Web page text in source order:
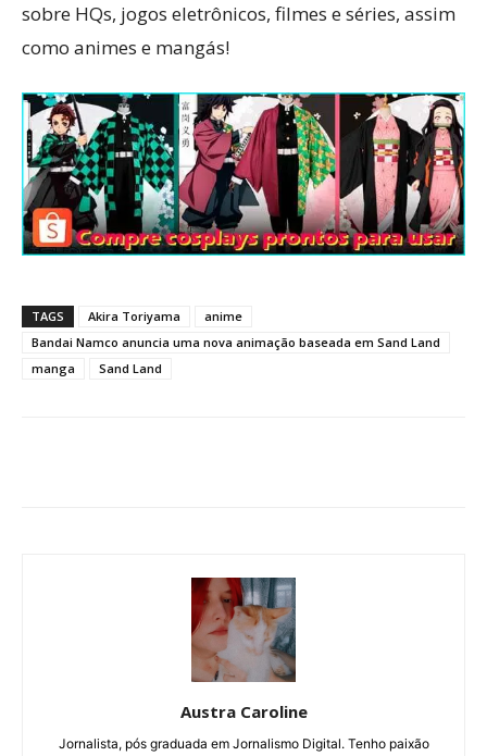
sobre HQs, jogos eletrônicos, filmes e séries, assim
como animes e mangás!
TAGS Akira Toriyama
anime
Bandai Namco anuncia uma nova animação baseada em Sand Land
manga
Sand Land
Austra Caroline
Jornalista, pós graduada em Jornalismo Digital. Tenho paixão